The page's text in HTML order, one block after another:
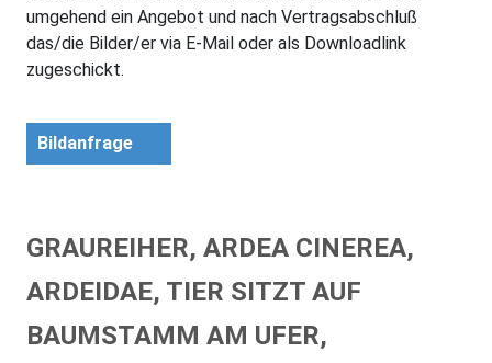
umgehend ein Angebot und nach Vertragsabschluß
das/die Bilder/er via E-Mail oder als Downloadlink
zugeschickt.
Bildanfrage
GRAUREIHER, ARDEA CINEREA,
ARDEIDAE, TIER SITZT AUF
BAUMSTAMM AM UFER,